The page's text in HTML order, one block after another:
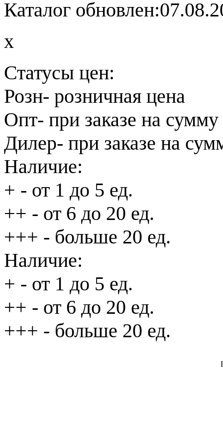
Каталог
x
Статусы цен:
Розн- розничная цена
Опт- при заказе на
Дилер- при заказе на
Наличие:
+ - от 1 до 5 ед.
++ - от 6 до 20 ед.
+++ - больше 20 ед.
Наличие:
+ - от 1 до 5 ед.
++ - от 6 до 20 ед.
+++ - больше 20 ед.